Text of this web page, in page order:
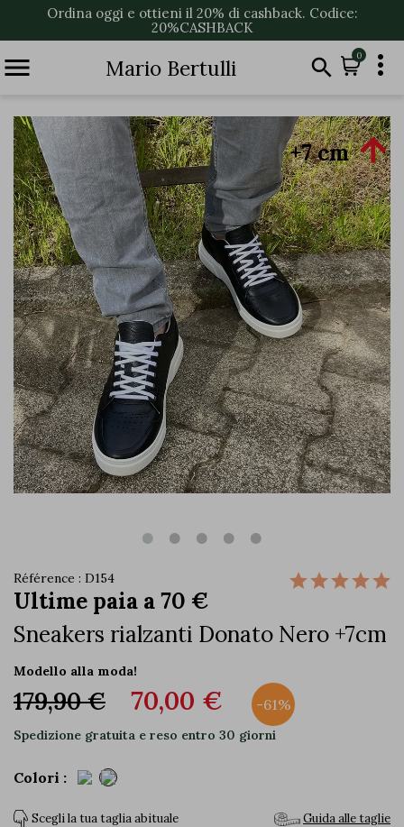
Ordina oggi e ottieni il 20% di cashback. Codice:
20%CASHBACK
 Mario Bertulli  0 
+7 cm
Référence : D154
Ultime paia a 70 €
Sneakers rialzanti Donato Nero +7cm
Modello alla moda!
179,90 € 70,00 € -61%
Spedizione gratuita e reso entro 30 giorni
Colori :
Scegli la tua taglia abituale Guida alle taglie